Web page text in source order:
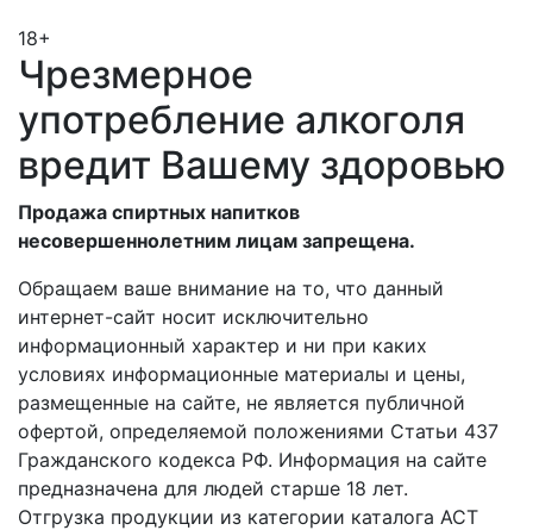
18+
Чрезмерное
употребление алкоголя
вредит Вашему здоровью
Продажа спиртных напитков
несовершеннолетним лицам запрещена.
Обращаем ваше внимание на то, что данный
интернет-сайт носит исключительно
информационный характер и ни при каких
условиях информационные материалы и цены,
размещенные на сайте, не является публичной
офертой, определяемой положениями Статьи 437
Гражданского кодекса РФ. Информация на сайте
предназначена для людей старше 18 лет.
Отгрузка продукции из категории каталога АСТ